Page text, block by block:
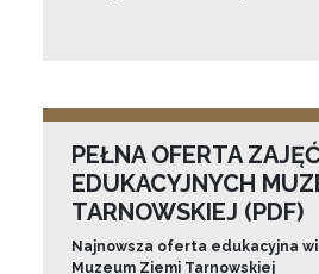
PEŁNA OFERTA ZAJĘĆ
EDUKACYJNYCH
TARNOWSKIEJ (PDF)
Najnowsza oferta edukacyjna
Muzeum Ziemi Tarnowskiej